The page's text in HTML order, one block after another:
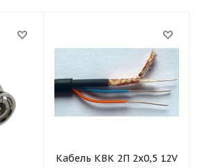
Кабель КВК 2П 2х0,5 12V